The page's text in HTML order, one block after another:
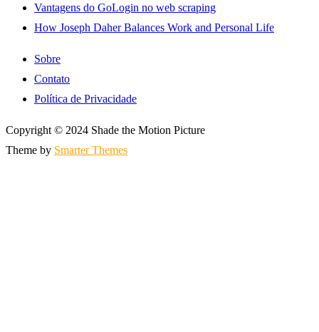
Vantagens do GoLogin no web scraping
How Joseph Daher Balances Work and Personal Life
Sobre
Contato
Política de Privacidade
Copyright © 2024 Shade the Motion Picture
Theme by Smarter Themes